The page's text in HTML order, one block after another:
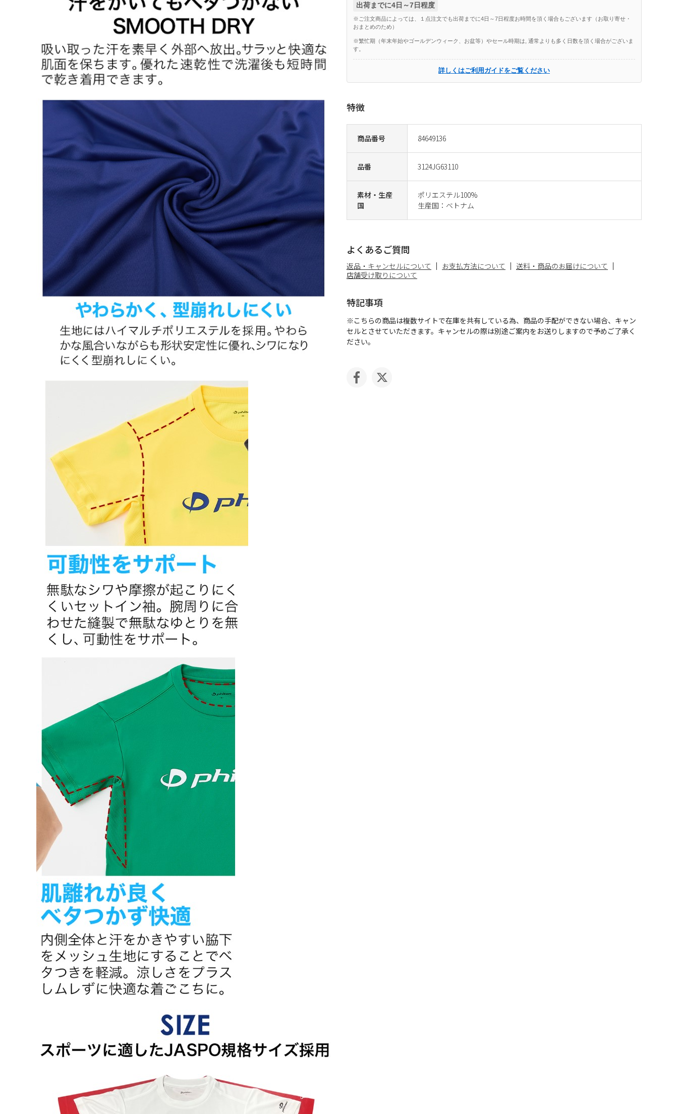
商品番号 84649136
品番 3124JG63110
素材・生産
国
ポリエステル100%
生産国：ベトナム
出荷までに4日～7日程度
※ご注文商品によっては、１点注文でも出荷までに4日～7日程度お時間を頂く場合もございます（お取り寄せ・
おまとめのため）
※繁忙期（年末年始やゴールデンウィーク、お盆等）やセール時期は, 通常よりも多く日数を頂く場合がございま
す。
詳しくはご利用ガイドをご覧ください
特徴
よくあるご質問
返品・キャンセルについて お支払方法について
送料・商品のお届けについて
店舗受け取りについて
特記事項
※こちらの商品は複数サイトで在庫を共有している為、商品の手配ができない場合、キャン
セルとさせていただきます。キャンセルの際は別途ご案内をお送りしますので予めご了承く
ださい。